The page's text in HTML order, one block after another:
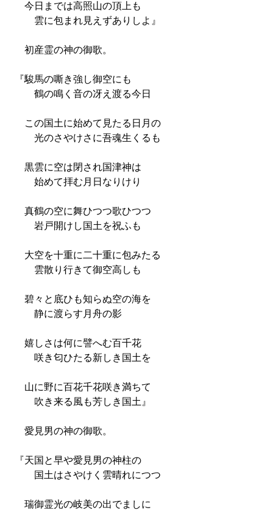
今日までは高照山の頂上も
雲に包まれ見えずありしよ』
初産霊の神の御歌。
『駿馬の嘶き強し御空にも
鶴の鳴く音の冴え渡る今日
この国土に始めて見たる日月の
光のさやけさに吾魂生くるも
黒雲に空は閉され国津神は
始めて拝む月日なりけり
真鶴の空に舞ひつつ歌ひつつ
岩戸開けし国土を祝ふも
大空を十重に二十重に包みたる
雲散り行きて御空高しも
碧々と底ひも知らぬ空の海を
静に渡らす月舟の影
嬉しさは何に譬へむ百千花
咲き匂ひたる新しき国土を
山に野に百花千花咲き満ちて
吹き来る風も芳しき国土』
愛見男の神の御歌。
『天国と早や愛見男の神柱の
国土はさやけく雲晴れにつつ
瑞御霊光の岐美の出でましに